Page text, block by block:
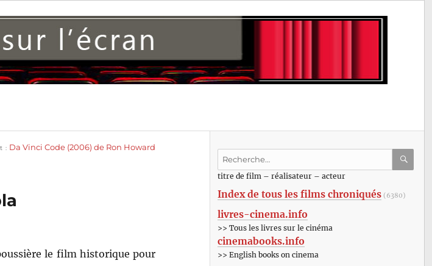
Da Vinci Code (2006) de Ron Howard
le film historique pour
Recherche
:titre de film – réalisateur – acteur
Index de tous les films chroniqués (6380)
livres-cinema.info
>> Tous les livres sur le cinéma
cinemabooks.info
>> English books on cinema